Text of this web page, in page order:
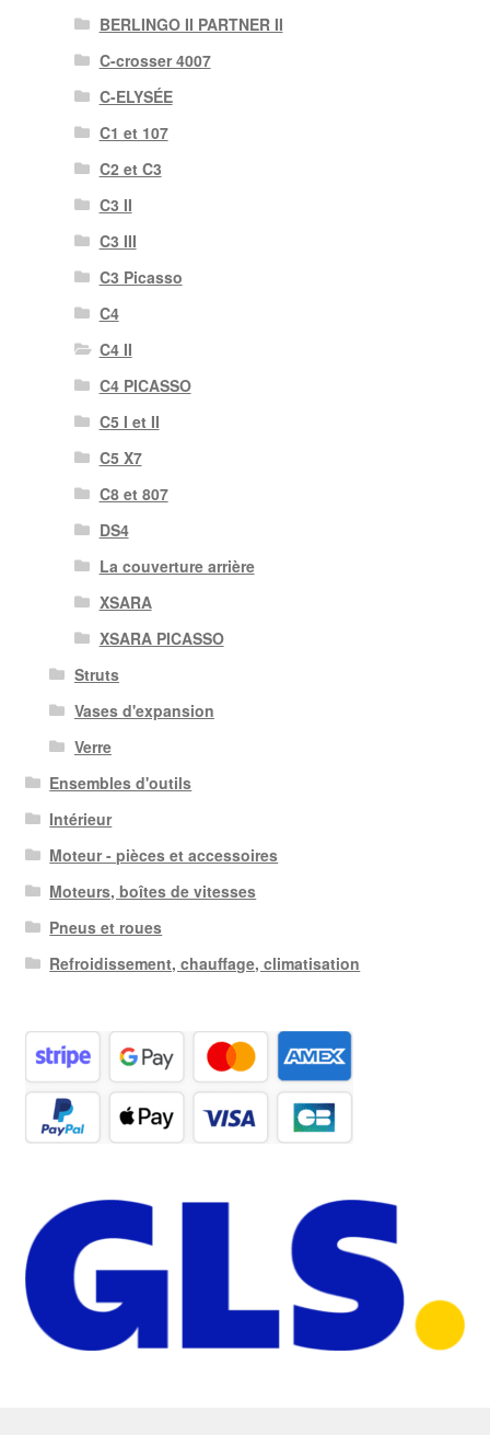
BERLINGO II PARTNER II
C-crosser 4007
C-ELYSÉE
C1 et 107
C2 et C3
C3 II
C3 III
C3 Picasso
C4
C4 II
C4 PICASSO
C5 I et II
C5 X7
C8 et 807
DS4
La couverture arrière
XSARA
XSARA PICASSO
Struts
Vases d'expansion
Verre
Ensembles d'outils
Intérieur
Moteur - pièces et accessoires
Moteurs, boîtes de vitesses
Pneus et roues
Refroidissement, chauffage, climatisation